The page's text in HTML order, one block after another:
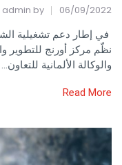
06/09/2022
admin
في إطار دعم تشغيلية
والوكالة الألمانية للتعاون…
Read More